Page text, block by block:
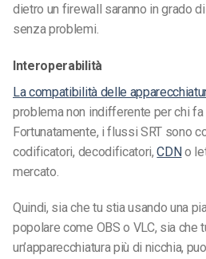
dietro un firewall saranno in grado
senza problemi.
Interoperabilità
La compatibilità delle
problema non indifferente per chi fa
Fortunatamente, i flussi SRT sono
codificatori, decodificatori,CDNo
mercato.
Quindi, sia che tu stia usando una
popolare come OBS o VLC, sia che
un’apparecchiatura più di nicchia,